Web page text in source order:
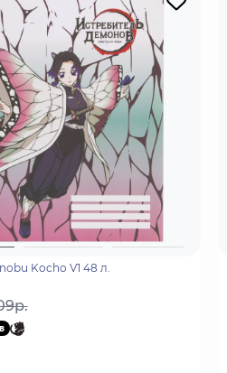
Kocho V1 48 л.